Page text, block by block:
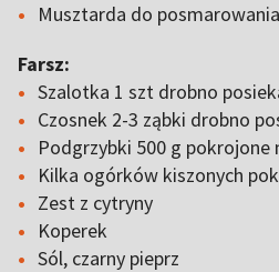
Musztarda do
Farsz:
Szalotka 1 szt drobno
Czosnek 2-3 ząbki drobno
Podgrzybki 500 g pokrojone
Kilka ogórków kiszonych
Zest z cytryny
Koperek
Sól, czarny pieprz